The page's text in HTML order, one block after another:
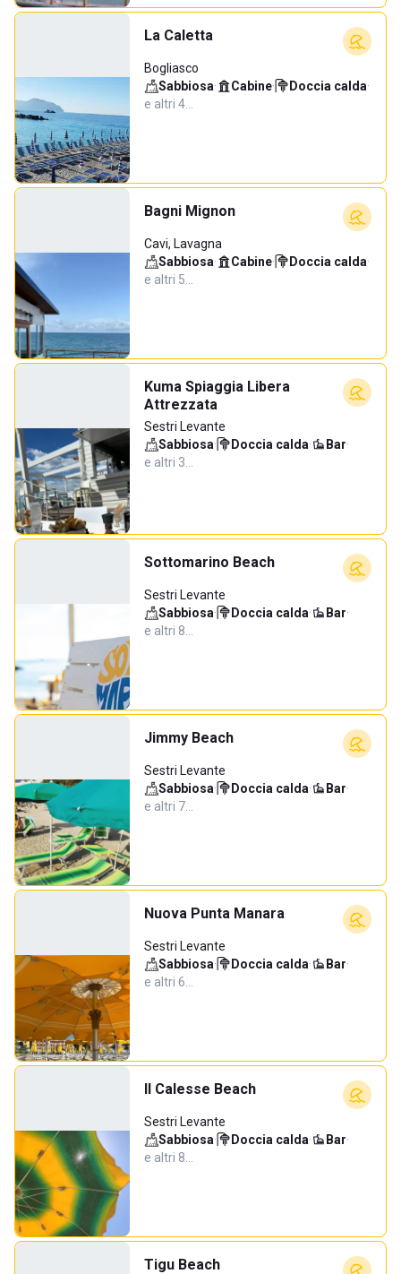
La Caletta
Bogliasco
Sabbiosa· Cabine· Doccia calda·
e altri 4…
Bagni Mignon
Cavi, Lavagna
Sabbiosa· Cabine· Doccia calda·
e altri 5…
Kuma Spiaggia Libera
Attrezzata
Sestri Levante
Sabbiosa· Doccia calda· Bar·
e altri 3…
Sottomarino Beach
Sestri Levante
Sabbiosa· Doccia calda· Bar·
e altri 8…
Jimmy Beach
Sestri Levante
Sabbiosa· Doccia calda· Bar·
e altri 7…
Nuova Punta Manara
Sestri Levante
Sabbiosa· Doccia calda· Bar·
e altri 6…
Il Calesse Beach
Sestri Levante
Sabbiosa· Doccia calda· Bar·
e altri 8…
Tigu Beach